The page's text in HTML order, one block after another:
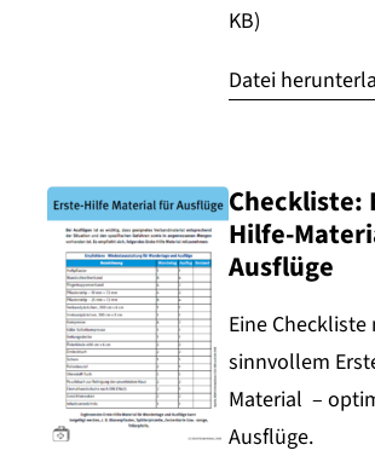
KB)
Datei
Checkliste:
Hilfe-
Ausflüge
Eine
sinnvollem
Material –
Ausflüge.